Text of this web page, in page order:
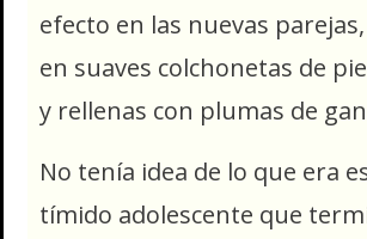
efecto en las nuevas
en suaves colchonetas de
y rellenas con plumas de
No tenía idea de lo que era
tímido adolescente que